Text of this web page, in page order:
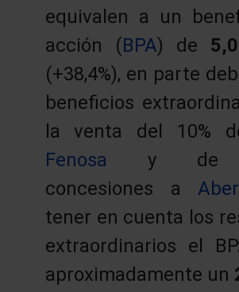
equivalen a un
acción (BPA) de
(+38,4%), en parte
beneficios
la venta del 10%
Fenosa y de
concesiones a
tener en cuenta los
extraordinarios el
aproximadamente un